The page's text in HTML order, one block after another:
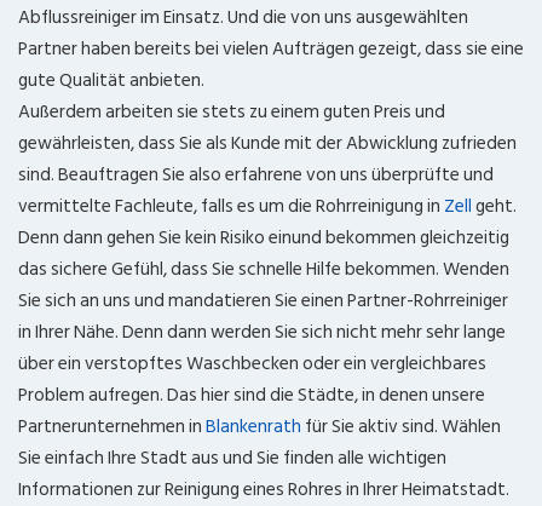
Abflussreiniger im Einsatz. Und die von uns ausgewählten
Partner haben bereits bei vielen Aufträgen gezeigt, dass sie eine
gute Qualität anbieten.
Außerdem arbeiten sie stets zu einem guten Preis und
gewährleisten, dass Sie als Kunde mit der Abwicklung zufrieden
sind. Beauftragen Sie also erfahrene von uns überprüfte und
vermittelte Fachleute, falls es um die Rohrreinigung in Zellgeht.
Denn dann gehen Sie kein Risiko einund bekommen gleichzeitig
das sichere Gefühl, dass Sie schnelle Hilfe bekommen. Wenden
Sie sich an uns und mandatieren Sie einen Partner-Rohrreiniger
in Ihrer Nähe. Denn dann werden Sie sich nicht mehr sehr lange
über ein verstopftes Waschbecken oder ein vergleichbares
Problem aufregen. Das hier sind die Städte, in denen unsere
Partnerunternehmen inBlankenrath für Sie aktiv sind. Wählen
Sie einfach Ihre Stadt aus und Sie finden alle wichtigen
Informationen zur Reinigung eines Rohres in Ihrer Heimatstadt.